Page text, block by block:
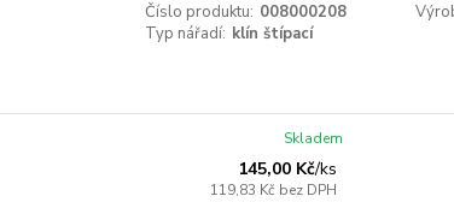
Číslo produktu: 008000208
Typ nářadí: klín štípací
145,00 Kč/ks
119,83 Kč bez DPH
Skladem